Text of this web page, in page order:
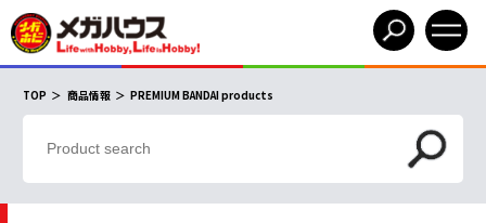
TOP 商品情報 PREMIUM BANDAI products